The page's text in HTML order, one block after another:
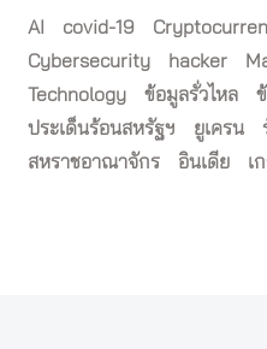
AI covid-19
Cybersecurity
hacker
Technology
ข้อมูลรั่วไหล
ประเด็นร้อนสหรัฐฯ
ยูเครน
สหราชอาณาจักร
อินเดีย เ